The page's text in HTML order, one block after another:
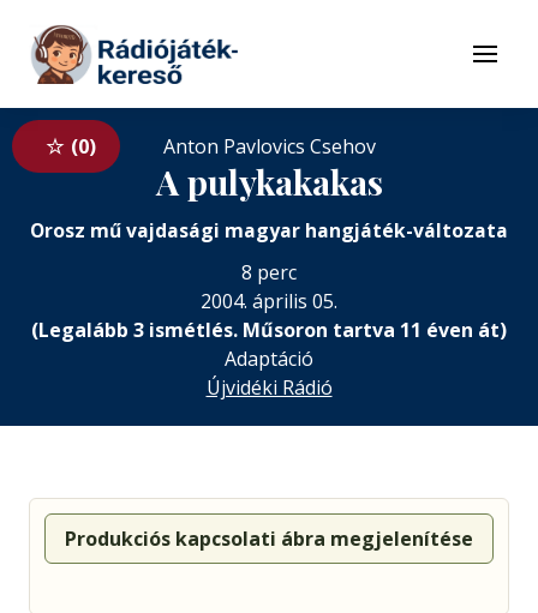
Tovább a tartalomhoz
Menü
0 Anton Pavlovics Csehov
A pulykakakas
Orosz mű vajdasági magyar hangjáték-változata
8 perc
2004. április 05.
(Legalább 3 ismétlés. Műsoron tartva 11 éven át)
Adaptáció
Újvidéki Rádió
Produkciós kapcsolati ábra megjelenítése